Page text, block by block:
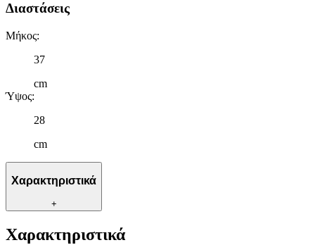
Διαστάσεις
Μήκος:
37
cm
Ύψος:
28
cm
Χαρακτηριστικά
+
Χαρακτηριστικά